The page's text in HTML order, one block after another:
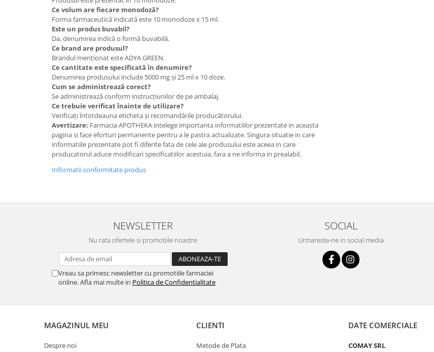
Ce volum are fiecare monodoză?
Forma farmaceutică indicată este 10 monodoze x 15 ml.
Este un produs buvabil?
Da, denumirea indică o formă buvabilă.
Ce brand are produsul?
Brandul menționat este ADYA GREEN.
Ce cantitate este specificată în denumire?
Denumirea produsului include 5000 mg și 25 ml x 10 doze.
Cum se administrează corect?
Se administrează conform instrucțiunilor de pe ambalaj.
Ce trebuie verificat înainte de utilizare?
Verificați întotdeauna eticheta și recomandările producătorului.
Avertizare: Farmacia APOTHEKA intelege importanta informatiilor prezentate in aceasta
pagina si face eforturi permanente pentru a le pastra actualizate. Singura situatie in care
informatiile prezentate pot fi diferite fata de cele ale produsului este aceea in care
producatorul aduce modificari specificatiilor acestuia, fara a ne informa in prealabil.
Informatii conformitate produs
NEWSLETTER
Nu rata ofertele si promotiile noastre
Vreau sa primesc newsletter cu promotiile farmaciei
online. Afla mai multe in Politica de Confidentialitate
SOCIAL
Urmareste-ne in social media
MAGAZINUL MEU
Despre noi
CLIENTI
Metode de Plata
DATE COMERCIALE
COMAY SRL